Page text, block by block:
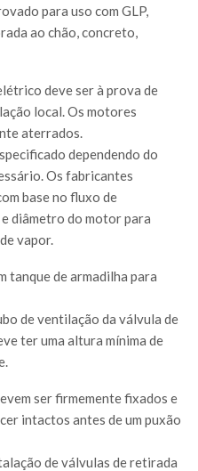
para uso com GLP,
ao chão, concreto,
deve ser à prova de
local. Os motores
aterrados.
dependendo do
Os fabricantes
base no fluxo de
diâmetro do motor para
vapor.
tanque de armadilha para
de ventilação da válvula de
ter uma altura mínima de
ser firmemente fixados e
intactos antes de um puxão
de válvulas de retirada